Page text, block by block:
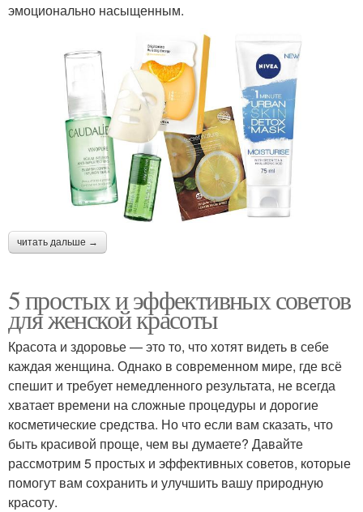
эмоционально насыщенным.
читать дальше →
5 простых и эффективных советов
для женской красоты
Красота и здоровье — это то, что хотят видеть в себе
каждая женщина. Однако в современном мире, где всё
спешит и требует немедленного результата, не всегда
хватает времени на сложные процедуры и дорогие
косметические средства. Но что если вам сказать, что
быть красивой проще, чем вы думаете? Давайте
рассмотрим 5 простых и эффективных советов, которые
помогут вам сохранить и улучшить вашу природную
красоту.